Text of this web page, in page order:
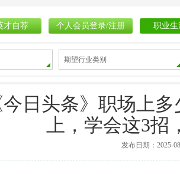
才自荐 个人会员登录/注册 职业生
期望行业类别
日头条》职场上
上，学会这3
发布日期：2025-